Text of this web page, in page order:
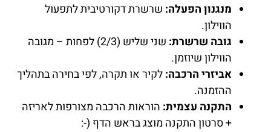
מנגנון הפעלה: שרשרת דקורטיבית לתפעול
הווילון.
גובה שרשרת:
שני שליש (2/3) לפחות – מגובה
הווילון שיוזמן.
אביזרי הרכבה:לקיר או תקרה, לפי בחירה בתהליך
ההזמנה.
התקנה עצמית: הוראות הרכבה מצורפות לאריזה
+ סרטון התקנה מוצג בראש הדף (-: